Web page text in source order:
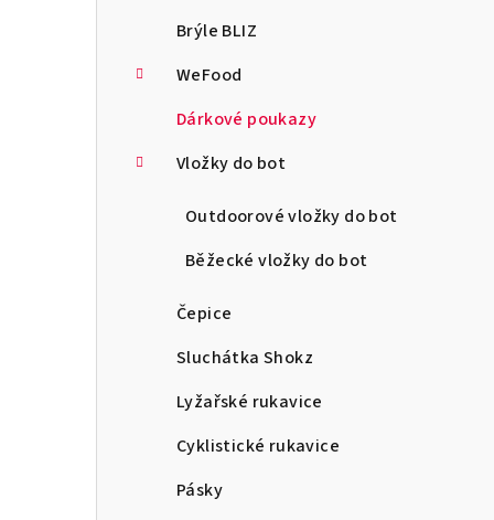
Brýle BLIZ
WeFood
Dárkové poukazy
Vložky do bot
Outdoorové vložky do bot
Běžecké vložky do bot
Čepice
Sluchátka Shokz
Lyžařské rukavice
Cyklistické rukavice
Pásky